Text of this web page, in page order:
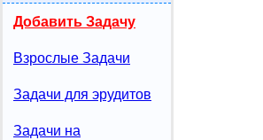
Добавить Задачу
Взрослые Задачи
Задачи для эрудитов
Задачи на